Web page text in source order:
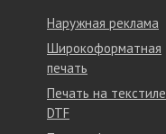
Наружная реклама
Широкоформатная
печать
Печать на текстиле
DTF